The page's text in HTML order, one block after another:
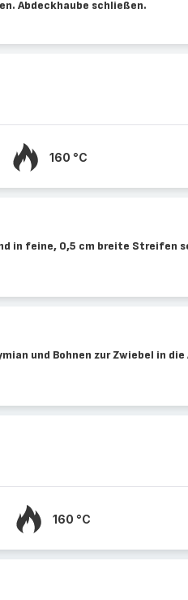
Abdeckhaube schließen.
160 °C
in feine, 0,5 cm breite Streifen
und Bohnen zur Zwiebel in
160 °C